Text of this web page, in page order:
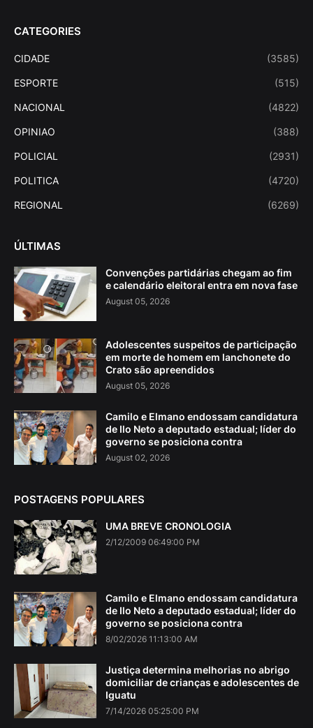
CATEGORIES
CIDADE (3585)
ESPORTE (515)
NACIONAL (4822)
OPINIAO (388)
POLICIAL (2931)
POLITICA (4720)
REGIONAL (6269)
ÚLTIMAS
Convenções partidárias chegam ao fim
e calendário eleitoral entra em nova fase
August 05, 2026
Adolescentes suspeitos de participação
em morte de homem em lanchonete do
Crato são apreendidos
August 05, 2026
Camilo e Elmano endossam candidatura
de Ilo Neto a deputado estadual; líder do
governo se posiciona contra
August 02, 2026
POSTAGENS POPULARES
UMA BREVE CRONOLOGIA
2/12/2009 06:49:00 PM
Camilo e Elmano endossam candidatura
de Ilo Neto a deputado estadual; líder do
governo se posiciona contra
8/02/2026 11:13:00 AM
Justiça determina melhorias no abrigo
domiciliar de crianças e adolescentes de
Iguatu
7/14/2026 05:25:00 PM